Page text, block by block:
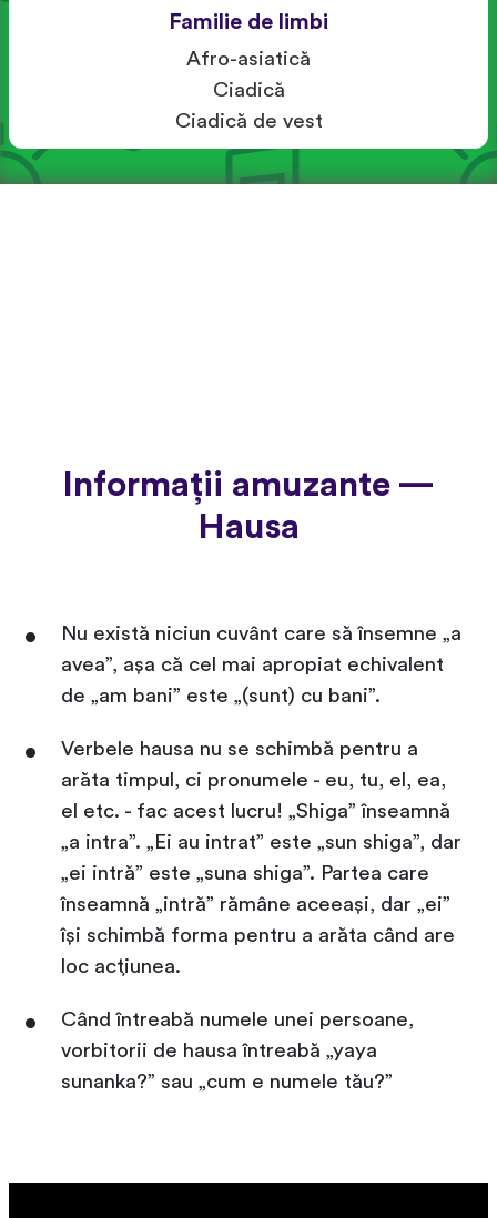
Familie de limbi
Afro-asiatică
Ciadică
Ciadică de vest
Informații amuzante —
Hausa
Nu există niciun cuvânt care să însemne „a
avea”, așa că cel mai apropiat echivalent
de „am bani” este „(sunt) cu bani”.
Verbele hausa nu se schimbă pentru a
arăta timpul, ci pronumele - eu, tu, el, ea,
el etc. - fac acest lucru! „Shiga” înseamnă
„a intra”. „Ei au intrat” este „sun shiga”, dar
„ei intră” este „suna shiga”. Partea care
înseamnă „intră” rămâne aceeași, dar „ei”
își schimbă forma pentru a arăta când are
loc acțiunea.
Când întreabă numele unei persoane,
vorbitorii de hausa întreabă „yaya
sunanka?” sau „cum e numele tău?”